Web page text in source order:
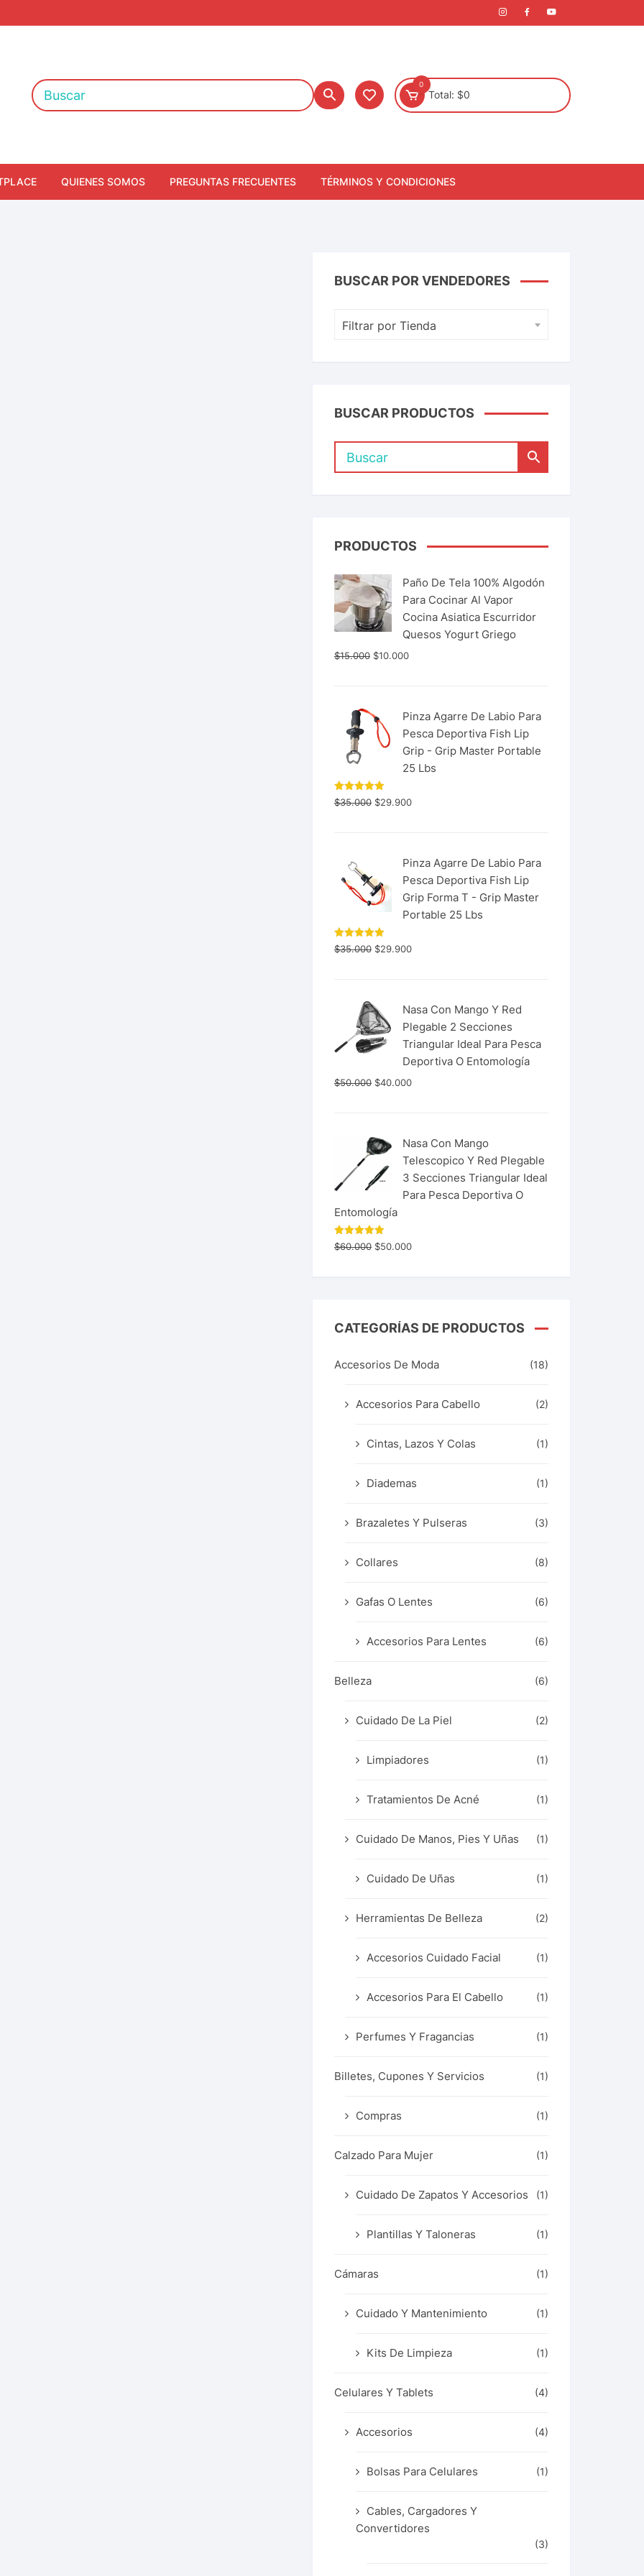
0
Total: $0
QUIENES SOMOS PREGUNTAS FRECUENTES TÉRMINOS Y CONDICIONES
BUSCAR POR VENDEDORES
Filtrar por Tienda
BUSCAR PRODUCTOS
PRODUCTOS
Paño De Tela 100% Algodón
Para Cocinar Al Vapor
Cocina Asiatica Escurridor
Quesos Yogurt Griego
$15.000 $10.000
Pinza Agarre De Labio Para
Pesca Deportiva Fish Lip
Grip - Grip Master Portable
25 Lbs
Valorado
con 5.00
$35.000 $29.900
Pinza Agarre De Labio Para
Pesca Deportiva Fish Lip
Grip Forma T - Grip Master
Portable 25 Lbs
Valorado
con 5.00
$35.000 $29.900
Nasa Con Mango Y Red
Plegable 2 Secciones
Triangular Ideal Para Pesca
Deportiva O Entomología
$50.000 $40.000
Nasa Con Mango
Telescopico Y Red Plegable
3 Secciones Triangular Ideal
Para Pesca Deportiva O
Entomología
Valorado
con 5.00
$60.000 $50.000
CATEGORÍAS DE PRODUCTOS
Accesorios De Moda (18)
Accesorios Para Cabello (2)
Cintas, Lazos Y Colas (1)
Diademas (1)
Brazaletes Y Pulseras (3)
Collares (8)
Gafas O Lentes (6)
Accesorios Para Lentes (6)
Belleza (6)
Cuidado De La Piel (2)
Limpiadores (1)
Tratamientos De Acné (1)
Cuidado De Manos, Pies Y Uñas (1)
Cuidado De Uñas (1)
Herramientas De Belleza (2)
Accesorios Cuidado Facial (1)
Accesorios Para El Cabello (1)
Perfumes Y Fragancias (1)
Billetes, Cupones Y Servicios (1)
Compras (1)
Calzado Para Mujer (1)
Cuidado De Zapatos Y Accesorios (1)
Plantillas Y Taloneras (1)
Cámaras (1)
Cuidado Y Mantenimiento (1)
Kits De Limpieza (1)
Celulares Y Tablets (4)
Accesorios (4)
Bolsas Para Celulares (1)
Cables, Cargadores Y
Convertidores
(3)